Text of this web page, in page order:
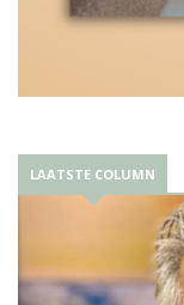
LAATSTE COLUMN